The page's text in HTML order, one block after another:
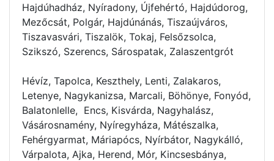
Hajdúhadház, Nyíradony, Újfehértó, Hajdúdorog,
Mezőcsát, Polgár, Hajdúnánás, Tiszaújváros,
Tiszavasvári, Tiszalök, Tokaj, Felsőzsolca,
Szikszó, Szerencs, Sárospatak, Zalaszentgrót
Hévíz, Tapolca, Keszthely, Lenti, Zalakaros,
Letenye, Nagykanizsa, Marcali, Böhönye, Fonyód,
Balatonlelle, Encs, Kisvárda, Nagyhalász,
Vásárosnamény, Nyíregyháza, Mátészalka,
Fehérgyarmat, Máriapócs, Nyírbátor, Nagykálló,
Várpalota, Ajka, Herend, Mór, Kincsesbánya,